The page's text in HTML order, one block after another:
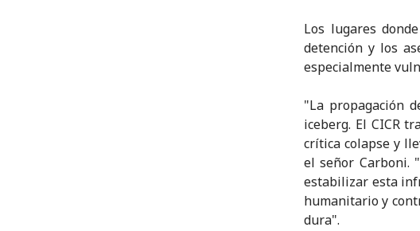
Los lugares
detención y los
especialmente
"La propagación
iceberg. El CICR
crítica colapse y
el señor Carboni.
estabilizar esta
humanitario y
dura".